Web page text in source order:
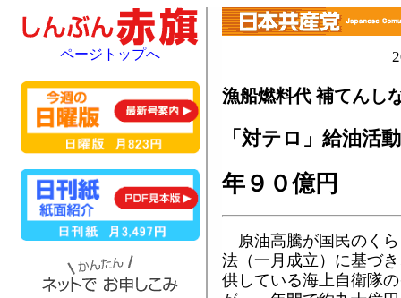
漁船燃料代 補てんし
「対テロ」給油活動
年９０億円
原油高騰が国民のく
法（一月成立）に基づ
供している海上自衛隊
ページトップへ